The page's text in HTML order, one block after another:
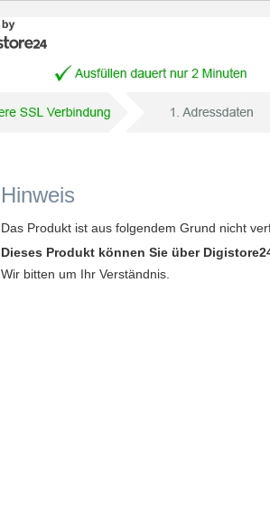
Hinweis
Das Produkt ist aus folgendem Grund nicht
Dieses Produkt können Sie über
Wir bitten um Ihr Verständnis.